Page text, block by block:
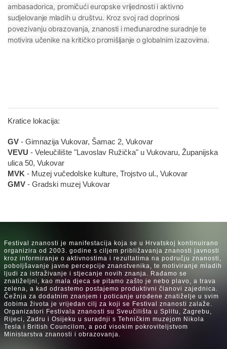
ambasadorica, promičući europske vrijednosti i aktivno
sudjelovanje mladih u društvu. Kroz svoj rad doprinosi
povezivanju obrazovanja, znanosti i međunarodne suradnje te
motivira učenike na kritičko promišljanje o globalnim izazovima.
Kratice lokacija:
GV - Gimnazija Vukovar, Šamac 2, Vukovar
VEVU - Veleučilište "Lavoslav Ružička" u Vukovaru, Županijska
ulica 50, Vukovar
MVK - Muzej vučedolske kulture, Trojstvo ul., Vukovar
GMV - Gradski muzej Vukovar
Festival znanosti je manifestacija koja se u Hrvatskoj kontinuirano
organizira od 2003. godine s ciljem približavanja znanosti javnosti
kroz informiranje o aktivnostima i rezultatima na području znanosti,
poboljšavanje javne percepcije znanstvenika, te motiviranje mladih
ljudi za istraživanje i stjecanje novih znanja. Rađamo se
znatiželjni, kao mala djeca se pitamo zašto je nebo plavo, a trava
zelena, a kad odrastemo postajemo produktivni članovi zajednica.
Čežnja za dodatnim znanjem i poticanje urođene znatiželje u svim
dobima života je vrijedan cilj za koji se Festival znanosti zalaže.
Organizatori Festivala znanosti su Sveučilišta u Splitu, Zagrebu,
Rijeci, Zadru i Osijeku u suradnji s Tehničkim muzejom Nikola
Tesla i British Councilom, a pod visokim pokroviteljstvom
Ministarstva znanosti i obrazovanja.